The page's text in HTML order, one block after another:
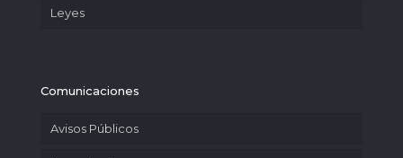
Leyes
Comunicaciones
Avisos Públicos